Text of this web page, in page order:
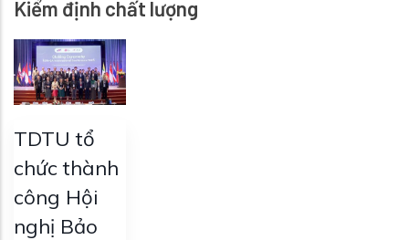
Kiểm định chất lượng
TDTU tổ
chức thành
công Hội
nghị Bảo